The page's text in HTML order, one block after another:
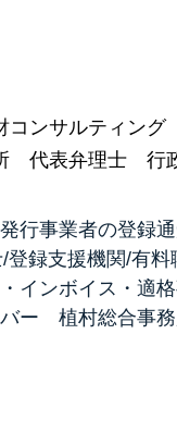
コンサルティン
代表弁理士 行
行事業者の登録
登録支援機関/有料
インボイス・適
ー 植村総合事